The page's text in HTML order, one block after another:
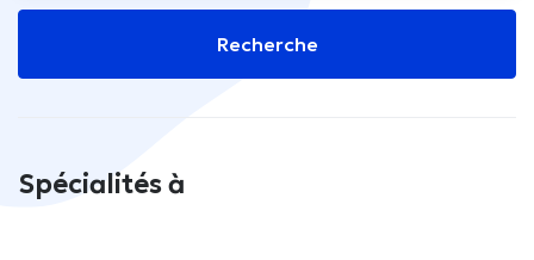
Recherche
Spécialités à